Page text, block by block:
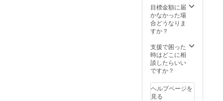
ロシャ
ツ2枚
サイズ
S,M,L
目標金額に届
かなかった場
合どうなりま
すか？
支援で困った
時はどこに相
談したらいい
ですか？
ヘルプページを
見る